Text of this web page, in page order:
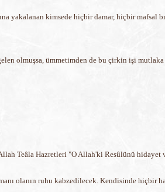
kimsede hiçbir damar, hiçbir mafsal
olmuşsa, ümmetimden de bu çirkin işi
Teâla Hazretleri "O Allah'ki Resûlünü
olanın ruhu kabzedilecek. Kendisinde hiçbir